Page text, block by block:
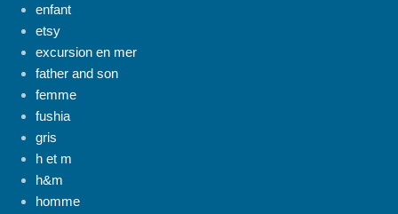
enfant
etsy
excursion en mer
father and son
femme
fushia
gris
h et m
h&m
homme